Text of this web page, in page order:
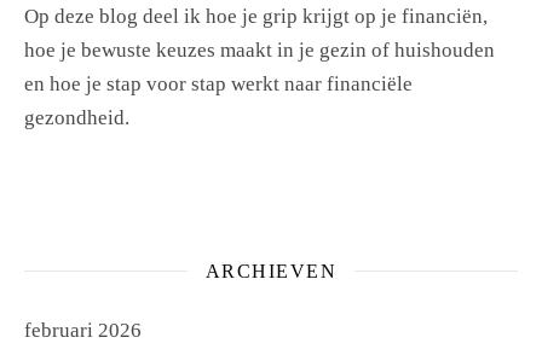
Op deze blog deel ik hoe je grip krijgt op je financiën,
hoe je bewuste keuzes maakt in je gezin of huishouden
en hoe je stap voor stap werkt naar financiële
gezondheid.
ARCHIEVEN
februari 2026